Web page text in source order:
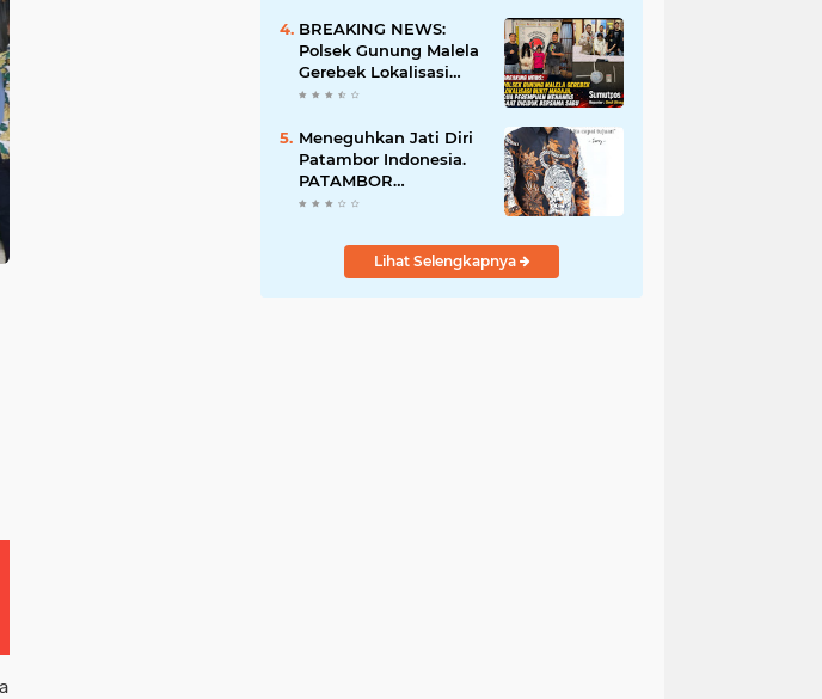
Diserobot PT Jatim
Jaya Perkasa
BREAKING NEWS:
Polsek Gunung Malela
Gerebek Lokalisasi
Bukit Maraja, Dua
Saat Diciduk Bersama
Sabu
Meneguhkan Jati Diri
Patambor Indonesia.
PATAMBOR
INDONESIA Akan
Jakarta.
Lihat Selengkapnya